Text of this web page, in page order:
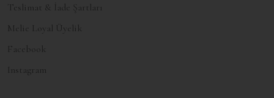
Teslimat & İade Şartları
Melie Loyal Üyelik
Facebook
Instagram